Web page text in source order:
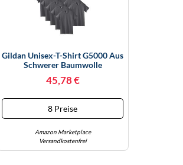
Gildan Unisex-T-Shirt G5000 Aus
Schwerer Baumwolle
45,78 €
8 Preise
Amazon Marketplace
Versandkostenfrei